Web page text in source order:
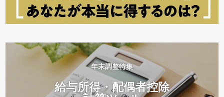
年末調整特集
給与所得・配偶者控除